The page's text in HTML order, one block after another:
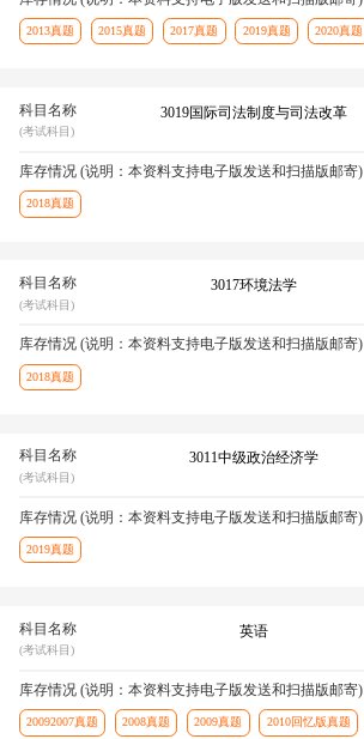
2013真题 2015真题 2017真题 2019真题 2020真题
科目名称
(考试科目)
3019国际司法制度与司法改革
库存情况 (说明：本资料支持电子版发送和扫描版邮寄)
2018真题
科目名称
(考试科目)
3017环境法学
库存情况 (说明：本资料支持电子版发送和扫描版邮寄)
2018真题
科目名称
(考试科目)
3011中级政治经济学
库存情况 (说明：本资料支持电子版发送和扫描版邮寄)
2019真题
科目名称
(考试科目)
英语
库存情况 (说明：本资料支持电子版发送和扫描版邮寄)
20092007真题 2008真题 2009真题 2010回忆版真题